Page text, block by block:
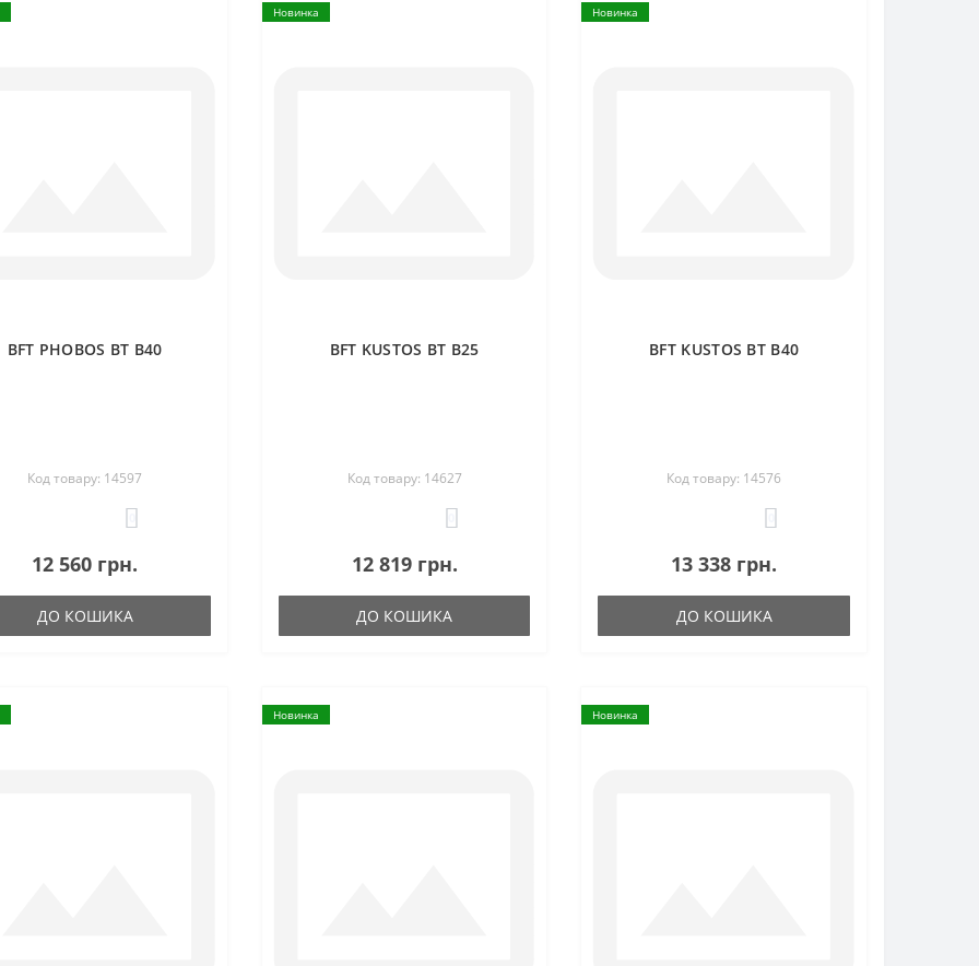
BFT PHOBOS BT B40
Код товару: 14597
12 560 грн.
ДО КОШИКА
Новинка
BFT KUSTOS BT B25
Код товару: 14627
12 819 грн.
ДО КОШИКА
Новинка
BFT KUSTOS BT B40
Код товару: 14576
13 338 грн.
ДО КОШИКА
Новинка Новинка